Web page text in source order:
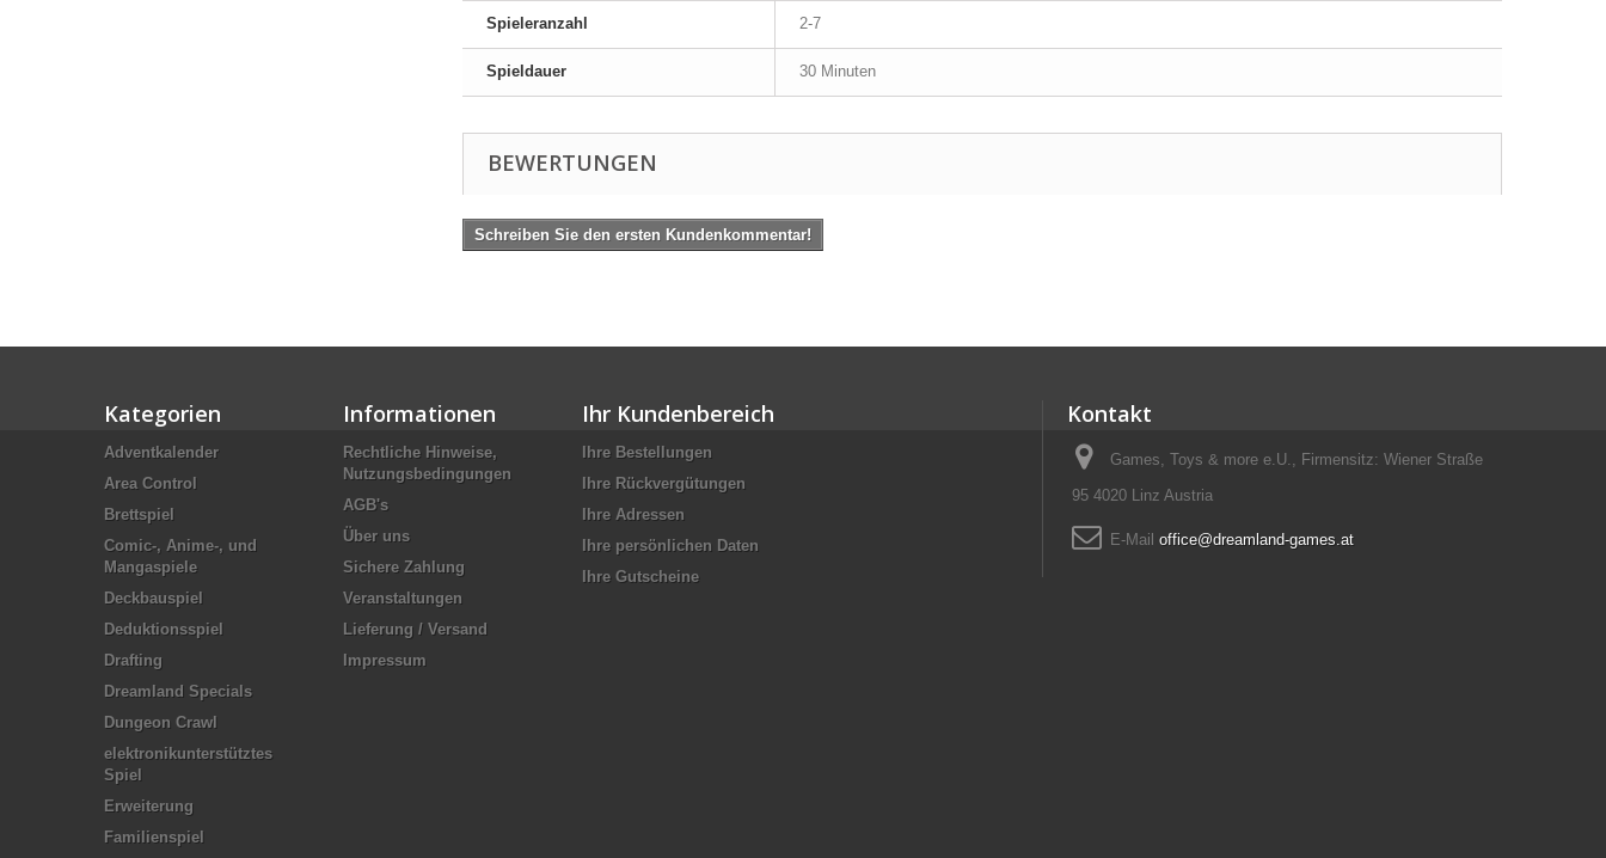
Spieleranzahl 2-7
Spieldauer 30 Minuten
BEWERTUNGEN
Schreiben Sie den ersten Kundenkommentar!
Kategorien
Adventkalender
Area Control
Brettspiel
Comic-, Anime-, und
Mangaspiele
Deckbauspiel
Deduktionsspiel
Drafting
Dreamland Specials
Dungeon Crawl
elektronikunterstütztes
Spiel
Erweiterung
Familienspiel
Informationen
Rechtliche Hinweise,
Nutzungsbedingungen
AGB's
Über uns
Sichere Zahlung
Veranstaltungen
Lieferung / Versand
Impressum
Ihr Kundenbereich
Ihre Bestellungen
Ihre Rückvergütungen
Ihre Adressen
Ihre persönlichen Daten
Ihre Gutscheine
Kontakt
Games, Toys & more e.U., Firmensitz: Wiener Straße
95 4020 Linz Austria
E-Mail office@dreamland-games.at